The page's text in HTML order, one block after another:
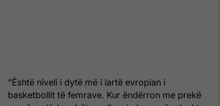
“Është niveli i dytë më i lartë evropian i
basketbollit të femrave. Kur ëndërron me prekë